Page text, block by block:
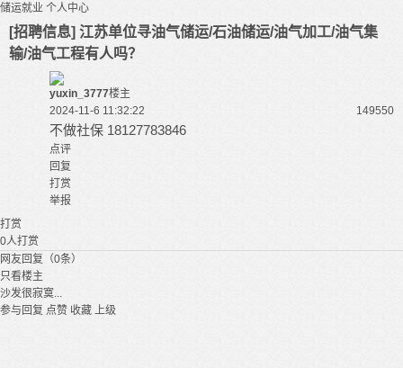
储运就业 个人中心
[招聘信息] 江苏单位寻油气储运/石油储运/油气加工/油气集
输/油气工程有人吗？
yuxin_3777楼主
2024-11-6 11:32:22
149550
不做社保 18127783846
点评
回复
打赏
举报
打赏
0人打赏
网友回复（0条）
只看楼主
沙发很寂寞...
参与回复 点赞 收藏 上级